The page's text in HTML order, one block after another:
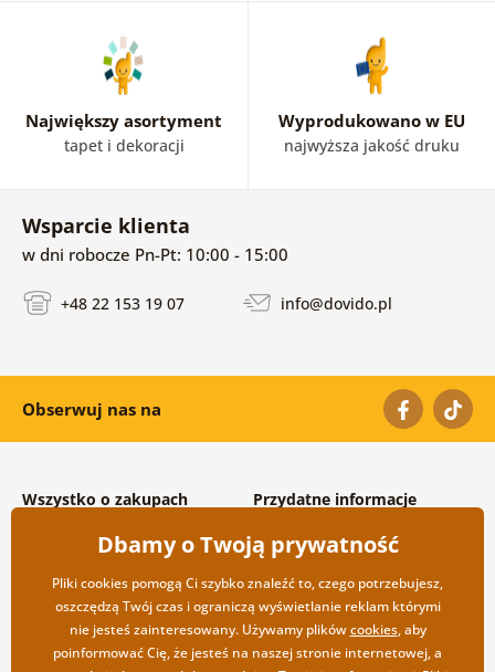
Największy asortyment
tapet i dekoracji
Wyprodukowano w EU
najwyższa jakość druku
Wsparcie klienta
w dni robocze Pn-Pt: 10:00 - 15:00
+48 22 153 19 07 info@dovido.pl
Obserwuj nas na
Wszystko o zakupach
Warunki handlowe i
reklamacyjne
Prywatność
Opcje wysyłki i płatności
Zwrot towarów
Przydatne informacje
Często zadawane pytania
Kontakt
Współpraca hurtowa
Dbamy o Twoją prywatność
Pliki cookies pomogą Ci szybko znaleźć to, czego potrzebujesz,
oszczędzą Twój czas i ograniczą wyświetlanie reklam którymi
nie jesteś zainteresowany. Używamy plikówcookies, aby
poinformować Cię, że jesteś na naszej stronie internetowej, a